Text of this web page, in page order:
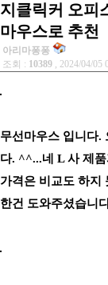
지클릭커 오피
마우스로 추천
아리마퐁퐁
조회 : 10389 , 2024/04/05
무선마우스 입니다.
다. ^^...네 L 사 제
가격은 비교도 하지
한건 도와주셨습니